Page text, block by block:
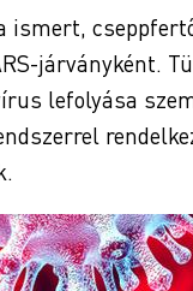
ismert,
járványként.
lefolyása